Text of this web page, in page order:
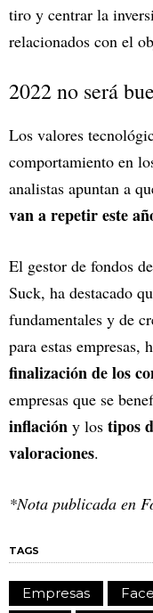
tiro y centrar la
relacionados con el
2022 no será
Los valores
comportamiento en
analistas apuntan a
van a repetir este
El gestor de fondos
Suck, ha destacado
fundamentales y de
para estas empresas,
finalización de los
empresas que se
inflación y los tipos
valoraciones.
*Nota publicada en
TAGS
Empresas